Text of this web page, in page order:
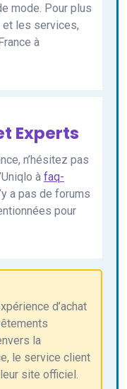
mode. Pour plus
et les services,
à
Experts
n’hésitez pas
à faq-
a pas de forums
pour
d’achat
la
le service client
site officiel.